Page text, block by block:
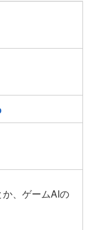
、ゲームAIの